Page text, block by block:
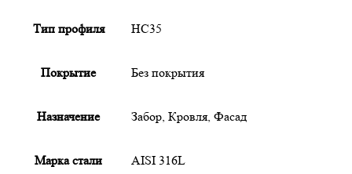
Тип профиля НС35
Покрытие Без покрытия
Назначение Забор, Кровля, Фасад
Марка стали AISI 316L